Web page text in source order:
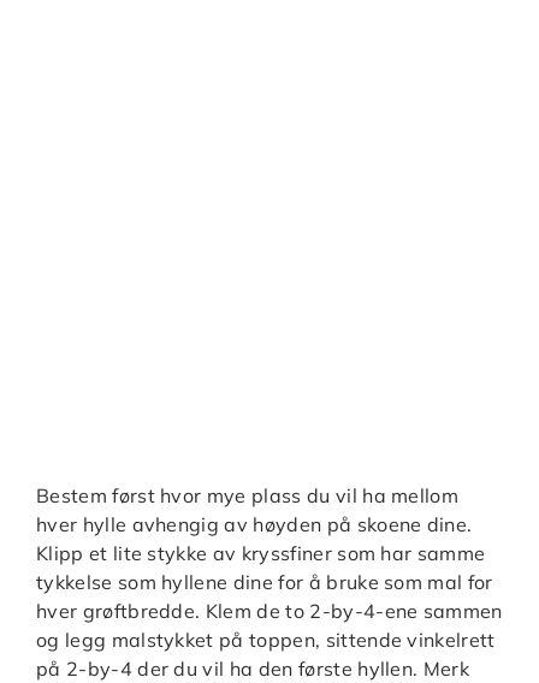
Bestem først hvor mye plass du vil ha mellom
hver hylle avhengig av høyden på skoene dine.
Klipp et lite stykke av kryssfiner som har samme
tykkelse som hyllene dine for å bruke som mal for
hver grøftbredde. Klem de to 2-by-4-ene sammen
og legg malstykket på toppen, sittende vinkelrett
på 2-by-4 der du vil ha den første hyllen. Merk